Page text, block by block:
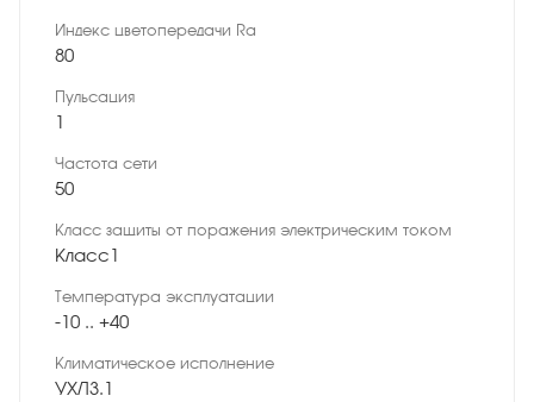
Индекс цветопередачи Ra
80
Пульсация
1
Частота сети
50
Класс защиты от поражения электрическим током
Класс1
Температура эксплуатации
-10 .. +40
Климатическое исполнение
УХЛ3.1